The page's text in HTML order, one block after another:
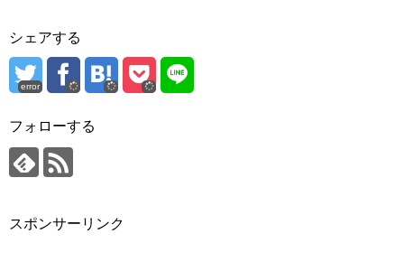
シェアする
error
フォローする
スポンサーリンク